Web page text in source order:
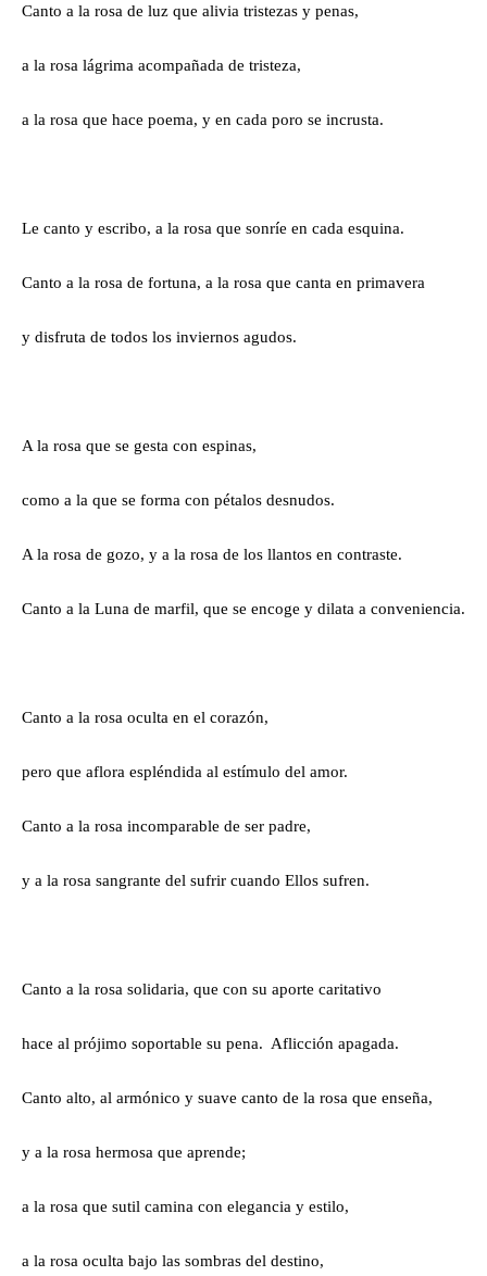
Canto a la rosa de luz que alivia tristezas y penas,
a la rosa lágrima acompañada de tristeza,
a la rosa que hace poema, y en cada poro se incrusta.
Le canto y escribo, a la rosa que sonríe en cada esquina.
Canto a la rosa de fortuna, a la rosa que canta en primavera
y disfruta de todos los inviernos agudos.
A la rosa que se gesta con espinas,
como a la que se forma con pétalos desnudos.
A la rosa de gozo, y a la rosa de los llantos en contraste.
Canto a la Luna de marfil, que se encoge y dilata a conveniencia.
Canto a la rosa oculta en el corazón,
pero que aflora espléndida al estímulo del amor.
Canto a la rosa incomparable de ser padre,
y a la rosa sangrante del sufrir cuando Ellos sufren.
Canto a la rosa solidaria, que con su aporte caritativo
hace al prójimo soportable su pena. Aflicción apagada.
Canto alto, al armónico y suave canto de la rosa que enseña,
y a la rosa hermosa que aprende;
a la rosa que sutil camina con elegancia y estilo,
a la rosa oculta bajo las sombras del destino,